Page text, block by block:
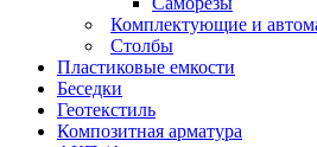
Комплектующие и
Столбы
Пластиковые емкости
Беседки
Геотекстиль
Композитная арматура